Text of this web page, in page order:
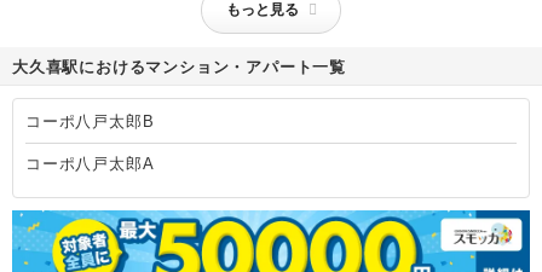
もっと見る
大久喜駅におけるマンション・アパート一覧
コーポ八戸太郎B
コーポ八戸太郎A